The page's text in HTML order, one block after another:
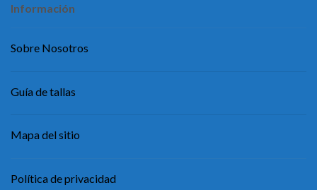
Información
Sobre Nosotros
Guía de tallas
Mapa del sitio
Política de privacidad